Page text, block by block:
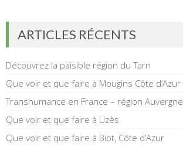
ARTICLES RÉCENTS
Découvrez la paisible région du Tarn
Que voir et que faire à Mougins Côte d’Azur
Transhumance en France – région Auvergne
Que voir et que faire à Uzès
Que voir et que faire à Biot, Côte d’Azur